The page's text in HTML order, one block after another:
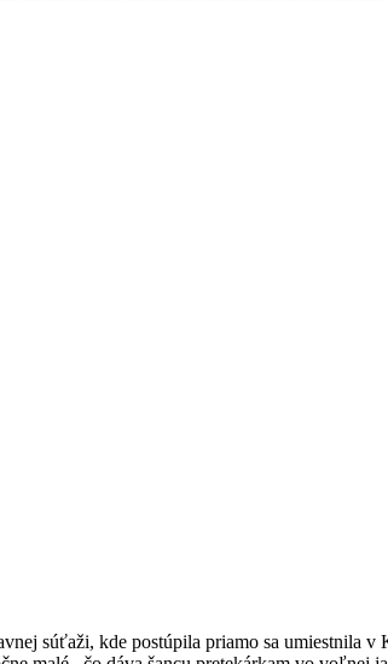
súťaži, kde postúpila priamo sa umiestnila v